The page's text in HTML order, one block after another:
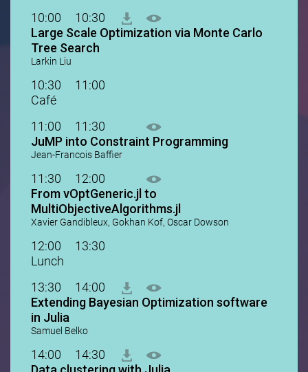
10:00
10:30
Large Scale Optimization via Monte Carlo
Tree Search
Larkin Liu
10:30
11:00
Café
11:00
11:30
JuMP into Constraint Programming
Jean-Francois Baffier
11:30
12:00
From vOptGeneric.jl to
MultiObjectiveAlgorithms.jl
Xavier Gandibleux, Gokhan Kof, Oscar Dowson
12:00
13:30
Lunch
13:30
14:00
Extending Bayesian Optimization software
in Julia
Samuel Belko
14:00
14:30